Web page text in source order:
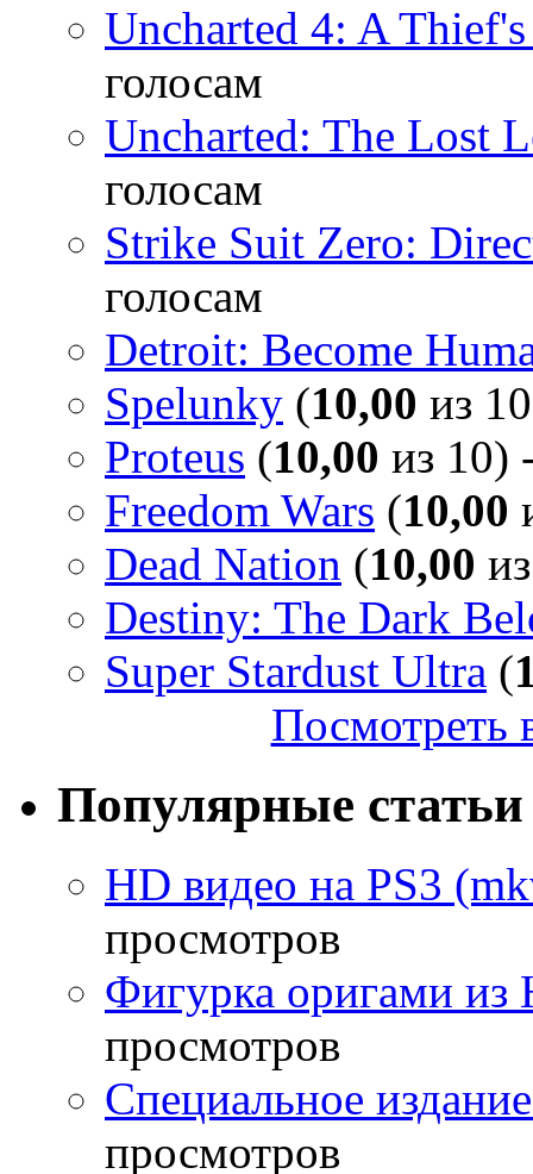
Uncharted 4: A
голосам
Uncharted: The Lost
голосам
Strike Suit Zero:
голосам
Detroit: Become
Spelunky (10,00 из
Proteus (10,00 из 10)
Freedom Wars (10,00
Dead Nation (10,00
Destiny: The Dark
Super Stardust Ultra (
Посмотреть
Популярные статьи
HD видео на PS3
просмотров
Фигурка оригами из
просмотров
Специальное
просмотров